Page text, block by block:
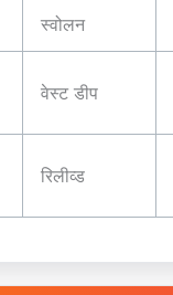
स्वोलन
वेस्ट डीप
रिलीव्ड